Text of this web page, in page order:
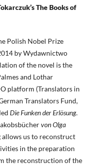
The Books of
Polish Nobel Prize
by Wydawnictwo
of the novel is the
and Lothar
platform (Translators in
Translators Fund,
Die Funken der Erlösung.
von Olga
us to reconstruct
in the preparation
the reconstruction of the